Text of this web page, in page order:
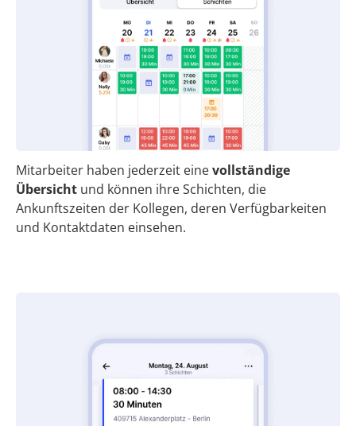
Mitarbeiter haben jederzeit einevollständige
Übersicht und können ihre Schichten, die
Ankunftszeiten der Kollegen, deren Verfügbarkeiten
und Kontaktdaten einsehen.